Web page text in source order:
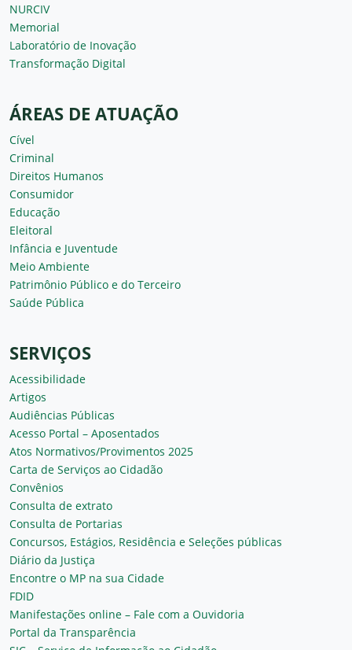
NURCIV
Memorial
Laboratório de Inovação
Transformação Digital
ÁREAS DE ATUAÇÃO
Cível
Criminal
Direitos Humanos
Consumidor
Educação
Eleitoral
Infância e Juventude
Meio Ambiente
Patrimônio Público e do Terceiro
Saúde Pública
SERVIÇOS
Acessibilidade
Artigos
Audiências Públicas
Acesso Portal – Aposentados
Atos Normativos/Provimentos 2025
Carta de Serviços ao Cidadão
Convênios
Consulta de extrato
Consulta de Portarias
Concursos, Estágios, Residência e Seleções públicas
Diário da Justiça
Encontre o MP na sua Cidade
FDID
Manifestações online – Fale com a Ouvidoria
Portal da Transparência